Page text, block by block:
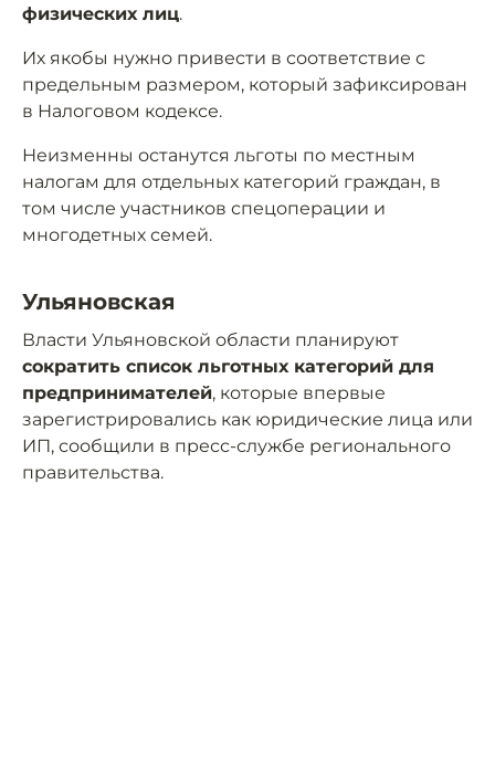
физических лиц.
Их якобы нужно привести в соответствие с
предельным размером, который зафиксирован
в Налоговом кодексе.
Неизменны останутся льготы по местным
налогам для отдельных категорий граждан, в
том числе участников спецоперации и
многодетных семей.
Ульяновская
Власти Ульяновской области планируют
сократить список льготных категорий для
предпринимателей, которые впервые
зарегистрировались как юридические лица или
ИП, сообщили в пресс-службе регионального
правительства.